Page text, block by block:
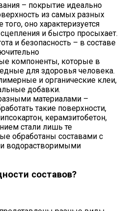
– покрытие идеально
из самых разных
оно характеризуется
и быстро просыхает.
и безопасность – в составе
компоненты, которые в
для здоровья человека.
и органические клеи,
добавки.
материалами –
такие поверхности,
керамзитобетон,
стали лишь те
обработаны составами с
водорастворимыми
составов?